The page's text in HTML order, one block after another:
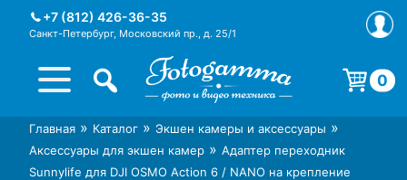
+7 (812) 426-36-35
Санкт-Петербург, Московский пр., д. 25/1
Интернет-магазин фототехники
Foto-Gamma в СПб
Магазин фотоаксессуаров foto-
gamma.ru
0
Корзина пуста.
Главная » Каталог » Экшен камеры и аксессуары »
Аксессуары для экшен камер » Адаптер переходник
Sunnylife для DJI OSMO Action 6 / NANO на крепление